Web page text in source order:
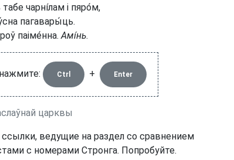
табе чарнíлам і пяро́м,
пагавары́ць.
паіме́нна.Амíнь.
Ctrl + Enter
царквы
ведущие на раздел со сравнением
с номерами Стронга. Попробуйте.